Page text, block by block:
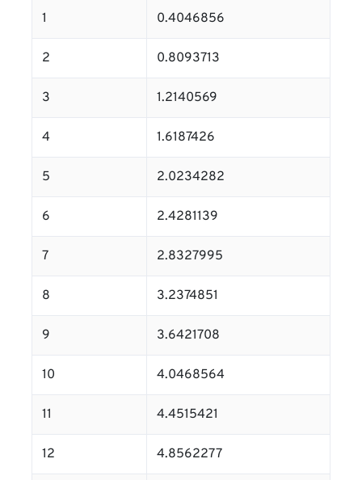
1 0.4046856
2 0.8093713
3 1.2140569
4 1.6187426
5 2.0234282
6 2.4281139
7 2.8327995
8 3.2374851
9 3.6421708
10 4.0468564
11 4.4515421
12 4.8562277